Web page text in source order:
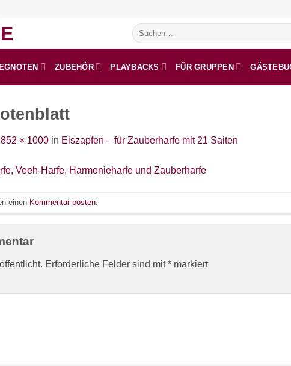
Suchen
nach:
ZUBEHÖR PLAYBACKS FÜR GRUPPEN
852 × 1000 in Eiszapfen – für Zauberharfe mit 21 Saiten
einen Kommentar posten.
Erforderliche Felder sind mit* markiert